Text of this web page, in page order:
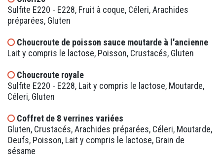
Sulfite E220 - E228, Fruit à coque, Céleri, Arachides
préparées, Gluten
Choucroute de poisson sauce moutarde à l'ancienne
Lait y compris le lactose, Poisson, Crustacés, Gluten
Choucroute royale
Sulfite E220 - E228, Lait y compris le lactose, Moutarde,
Céleri, Gluten
Coffret de 8 verrines variées
Gluten, Crustacés, Arachides préparées, Céleri, Moutarde,
Oeufs, Poisson, Lait y compris le lactose, Grain de
sésame